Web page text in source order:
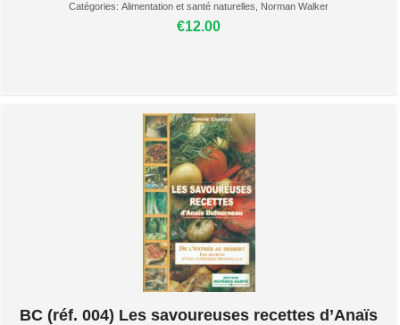
Catégories: Alimentation et santé naturelles Norman Walker
€12.00
BC (réf. 004) Les savoureuses recettes d’Anaïs